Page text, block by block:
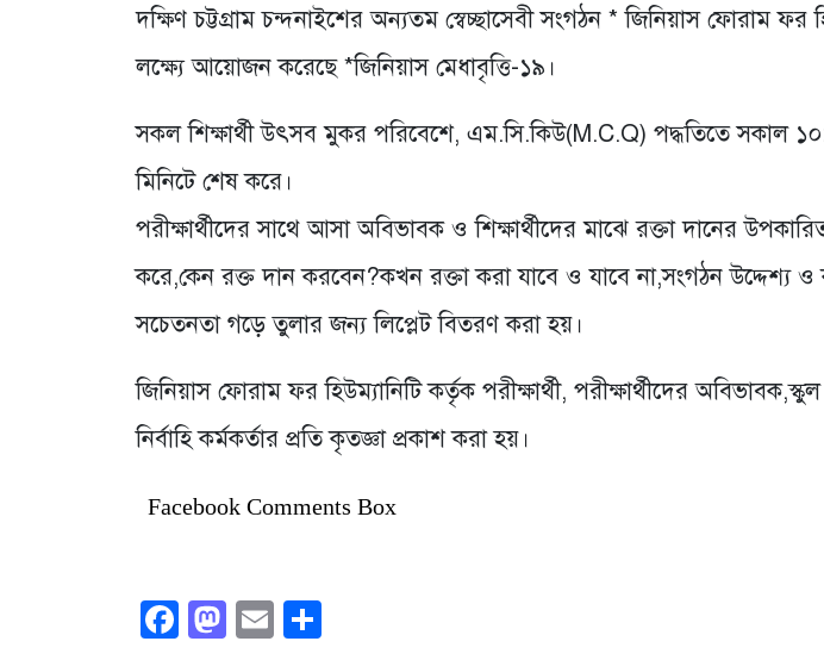
দক্ষিণ চট্টগ্রাম চন্দনাইশের অন্যতম স্বেচ্ছাসেবী সংগঠন * জিনিয়াস ফোরাম ফর
লক্ষ্যে আয়োজন করেছে *জিনিয়াস মেধাবৃত্তি-১৯।
সকল শিক্ষার্থী উৎসব মুকর পরিবেশে, এম.সি.কিউ(M.C.Q) পদ্ধতিতে সকাল
মিনিটে শেষ করে।
পরীক্ষার্থীদের সাথে আসা অবিভাবক ও শিক্ষার্থীদের মাঝে রক্তা দানের
করে,কেন রক্ত দান করবেন?কখন রক্তা করা যাবে ও যাবে না,সংগঠন উদ্দেশ্য ও
সচেতনতা গড়ে তুলার জন্য লিপ্লেট বিতরণ করা হয়।
জিনিয়াস ফোরাম ফর হিউম্যানিটি কর্তৃক পরীক্ষার্থী, পরীক্ষার্থীদের
নির্বাহি কর্মকর্তার প্রতি কৃতজ্ঞা প্রকাশ করা হয়।
Facebook Comments Box
Facebook
Mastodon
Email